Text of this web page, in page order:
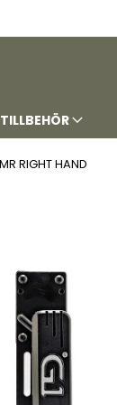
TILLBEHÖR
RIGHT HAND